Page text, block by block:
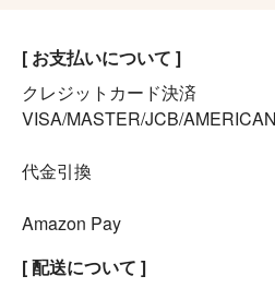
[ お支払いについて ]
クレジットカード決済
VISA/MASTER/JCB/
代金引換
Amazon Pay
[ 配送について ]